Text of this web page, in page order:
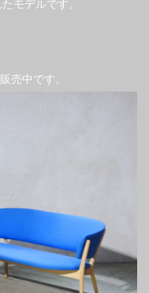
モデルです。
売中です。